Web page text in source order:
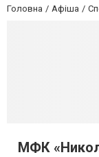
Головна Афіша
МФК